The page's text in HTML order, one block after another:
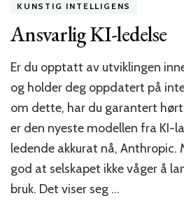
KUNSTIG INTELLIGENS
Ansvarlig KI-ledelse
Er du opptatt av utviklingen
og holder deg oppdatert på
om dette, har du garantert
er den nyeste modellen fra KI-
ledende akkurat nå, Anthropic.
god at selskapet ikke våger å
bruk. Det viser seg …